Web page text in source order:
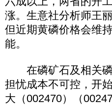
涨。生意社分析师王
但近期黄磷价格会维
能。
在磷矿石及相关磷
担忧成本不可控，开
大（002470）（